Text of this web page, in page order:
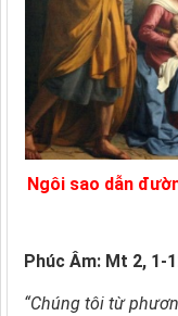
Ngôi sao dẫn
Phúc Âm: Mt 2, 1-
“Chúng tôi từ